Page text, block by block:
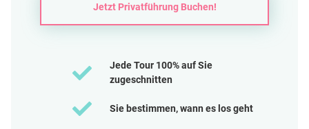
Jede Tour 100% auf Sie
zugeschnitten
Sie bestimmen, wann es los geht
Jetzt Privatführung Buchen!